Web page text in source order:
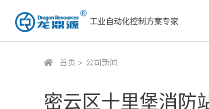
工业自动化控制方案专家
首页 公司新闻
密云区十里堡消防